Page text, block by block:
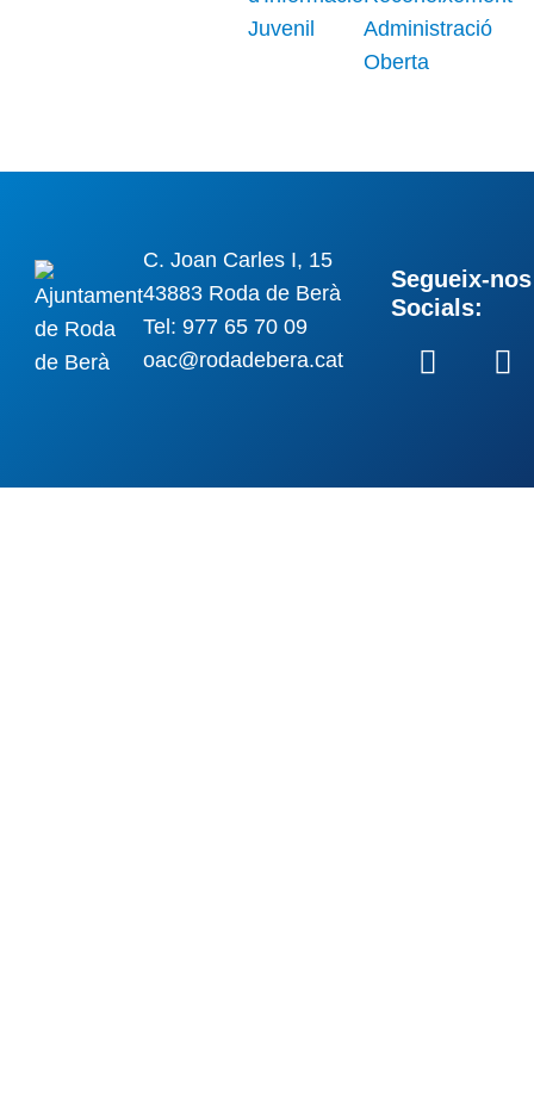
C. Joan Carles I, 15
43883 Roda de Berà
Tel: 977 65 70 09
oac@rodadebera.cat
Segueix-
Socials: